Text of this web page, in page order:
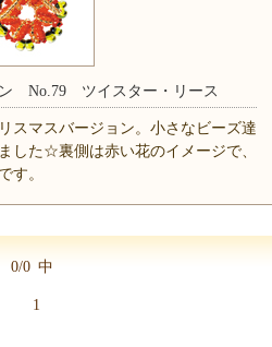
ン No.79 ツイスター・リース
スマスバージョン。小さなビーズ達
した☆裏側は赤い花のイメージで、
す。
0/0 中
1